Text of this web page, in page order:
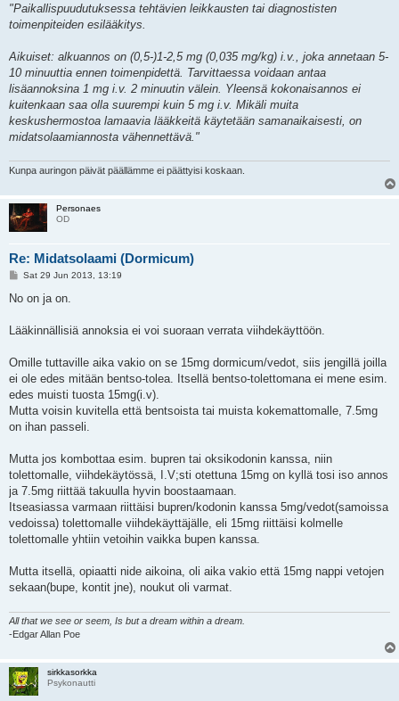
"Paikallispuudutuksessa tehtävien leikkausten tai diagnostisten
toimenpiteiden esilääkitys.
Aikuiset: alkuannos on (0,5-)1-2,5 mg (0,035 mg/kg) i.v., joka annetaan 5-
10 minuuttia ennen toimenpidettä. Tarvittaessa voidaan antaa
lisäannoksina 1 mg i.v. 2 minuutin välein. Yleensä kokonaisannos ei
kuitenkaan saa olla suurempi kuin 5 mg i.v. Mikäli muita
keskushermostoa lamaavia lääkkeitä käytetään samanaikaisesti, on
midatsolaamiannosta vähennettävä."
Kunpa auringon päivät päällämme ei päättyisi koskaan.
Personaes
OD
Re: Midatsolaami (Dormicum)
P
s
Sat 29 Jun 2013, 13:19
No on ja on.
Lääkinnällisiä annoksia ei voi suoraan verrata viihdekäyttöön.
Omille tuttaville aika vakio on se 15mg dormicum/vedot, siis jengillä joilla
ei ole edes mitään bentso-tolea. Itsellä bentso-tolettomana ei mene esim.
edes muisti tuosta 15mg(i.v).
Mutta voisin kuvitella että bentsoista tai muista kokemattomalle, 7.5mg
on ihan passeli.
Mutta jos kombottaa esim. bupren tai oksikodonin kanssa, niin
tolettomalle, viihdekäytössä, I.V;sti otettuna 15mg on kyllä tosi iso annos
ja 7.5mg riittää takuulla hyvin boostaamaan.
Itseasiassa varmaan riittäisi bupren/kodonin kanssa 5mg/vedot(samoissa
vedoissa) tolettomalle viihdekäyttäjälle, eli 15mg riittäisi kolmelle
tolettomalle yhtiin vetoihin vaikka bupen kanssa.
Mutta itsellä, opiaatti nide aikoina, oli aika vakio että 15mg nappi vetojen
sekaan(bupe, kontit jne), noukut oli varmat.
All that we see or seem, Is but a dream within a dream.
-Edgar Allan Poe
sirkkasorkka
Psykonautti